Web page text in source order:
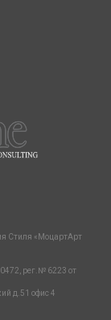
Стиля «МоцартАрт
рег.№ 6223 от
д.51 офис 4